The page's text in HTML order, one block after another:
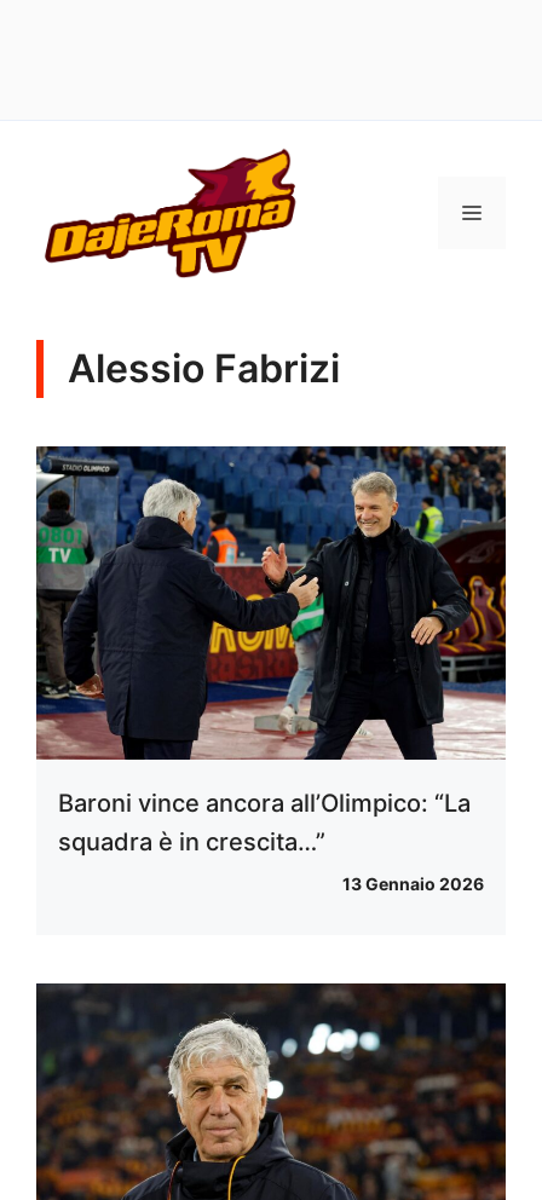
contenuto
MENU
Alessio Fabrizi
Baroni vince ancora all’Olimpico: “La
squadra è in crescita…”
13 Gennaio 2026